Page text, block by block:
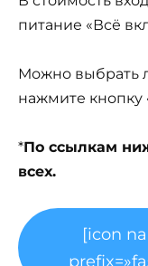
питание «Всё
Можно выбрать
нажмите кнопку
*По ссылкам
всех.
[icon